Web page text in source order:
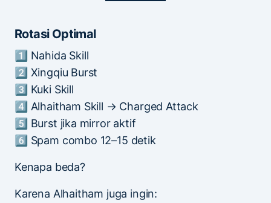
Rotasi Optimal
1️⃣ Nahida Skill
2️⃣ Xingqiu Burst
3️⃣ Kuki Skill
4️⃣ Alhaitham Skill → Charged Attack
5️⃣ Burst jika mirror aktif
6️⃣ Spam combo 12–15 detik
Kenapa beda?
Karena Alhaitham juga ingin: